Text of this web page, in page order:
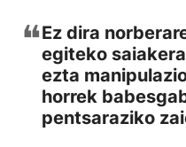
❝Ez dira
egiteko
ezta
horrek
pentsaraziko